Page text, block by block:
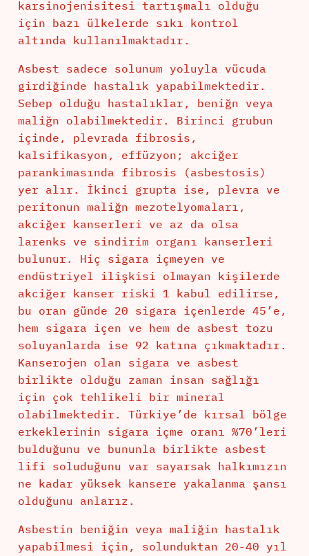
karsinojenisitesi tartışmalı olduğu
için bazı ülkelerde sıkı kontrol
altında kullanılmaktadır.
Asbest sadece solunum yoluyla vücuda
girdiğinde hastalık yapabilmektedir.
Sebep olduğu hastalıklar, beniğn veya
maliğn olabilmektedir. Birinci grubun
içinde, plevrada fibrosis,
kalsifikasyon, effüzyon; akciğer
parankimasında fibrosis (asbestosis)
yer alır. İkinci grupta ise, plevra ve
peritonun maliğn mezotelyomaları,
akciğer kanserleri ve az da olsa
larenks ve sindirim organı kanserleri
bulunur. Hiç sigara içmeyen ve
endüstriyel ilişkisi olmayan kişilerde
akciğer kanser riski 1 kabul edilirse,
bu oran günde 20 sigara içenlerde 45’e,
hem sigara içen ve hem de asbest tozu
soluyanlarda ise 92 katına çıkmaktadır.
Kanserojen olan sigara ve asbest
birlikte olduğu zaman insan sağlığı
için çok tehlikeli bir mineral
olabilmektedir. Türkiye’de kırsal bölge
erkeklerinin sigara içme oranı %70’leri
bulduğunu ve bununla birlikte asbest
lifi soluduğunu var sayarsak halkımızın
ne kadar yüksek kansere yakalanma şansı
olduğunu anlarız.
Asbestin beniğin veya maliğin hastalık
yapabilmesi için, solunduktan 20-40 yıl